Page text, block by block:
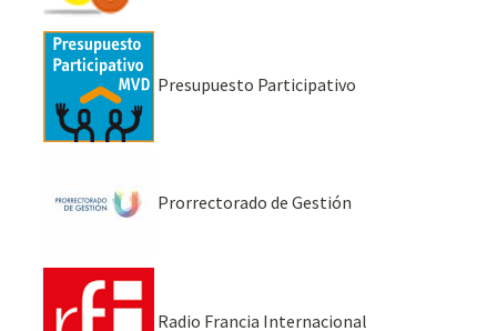
Presupuesto Participativo
Prorrectorado de Gestión
Radio Francia Internacional